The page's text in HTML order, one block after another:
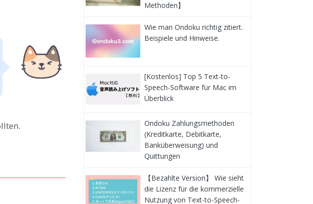
Methoden】
Wie man Ondoku richtig zitiert.
Beispiele und Hinweise.
[Kostenlos] Top 5 Text-to-
Speech-Software für Mac im
Überblick
Ondoku Zahlungsmethoden
(Kreditkarte, Debitkarte,
Banküberweisung) und
Quittungen
【Bezahlte Version】 Wie sieht
die Lizenz für die kommerzielle
Nutzung von Text-to-Speech-